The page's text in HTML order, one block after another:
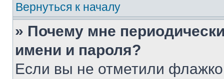
Вернуться к началу
» Почему мне
имени и пароля?
Если вы не отметили